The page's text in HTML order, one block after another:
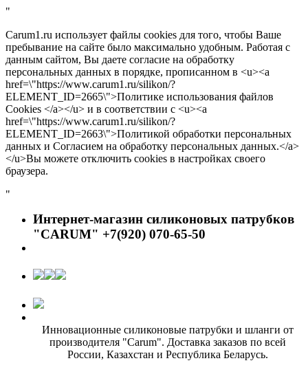
"
Carum1.ru использует файлы cookies для того, чтобы Ваше
пребывание на сайте было максимально удобным. Работая с
данным сайтом, Вы даете согласие на обработку
персональных данных в порядке, прописанном в <u><a
href=\"https://www.carum1.ru/silikon/?
ELEMENT_ID=2665\">Политике использования файлов
Cookies </a></u> и в соответствии с <u><a
href=\"https://www.carum1.ru/silikon/?
ELEMENT_ID=2663\">Политикой обработки персональных
данных и Согласием на обработку персональных данных.</a>
</u>Вы можете отключить cookies в настройках своего
браузера.
"
Интернет-магазин силиконовых патрубков
"CARUM" +7(920) 070-65-50
Инновационные силиконовые патрубки и шланги от
производителя "Carum". Доставка заказов по всей
России, Казахстан и Республика Беларусь.